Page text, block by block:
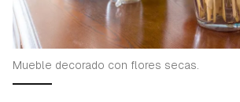
Mueble decorado con flores secas.